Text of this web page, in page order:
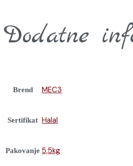
Dodatne
Brend MEC3
Sertifikat Halal
Pakovanje 5,5kg